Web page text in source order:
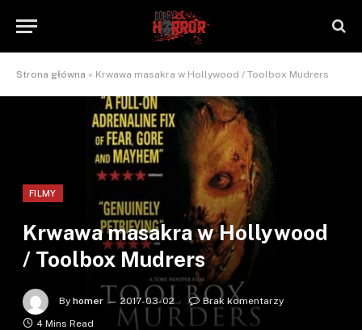
Strona główna » Krwawa masakra w Hollywood / Toolbox Mudrers
FILMY
Krwawa masakra w Hollywood
/ Toolbox Mudrers
By homer 2017-03-02
Brak komentarzy
4 Mins Read